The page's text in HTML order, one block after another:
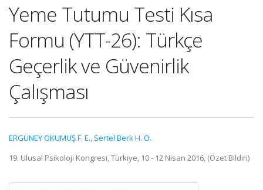
Yeme Tutumu Testi Kısa
Formu (YTT-26): Türkçe
Geçerlik ve Güvenirlik
Çalışması
ERGÜNEY OKUMUŞ F. E., Sertel Berk H. Ö.
19. Ulusal Psikoloji Kongresi, Türkiye, 10 - 12 Nisan 2016, (Özet Bildiri)